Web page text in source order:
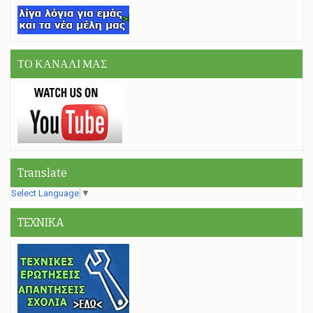
ΤΟ ΚΑΝΑΛΙ ΜΑΣ
Translate
Select Language ▼
TEXNIKA